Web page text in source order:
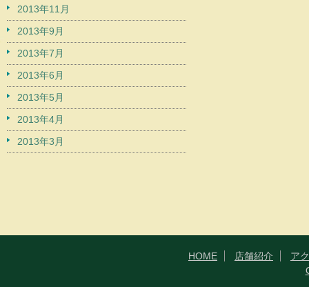
2013年11月
2013年9月
2013年7月
2013年6月
2013年5月
2013年4月
2013年3月
HOME 店舗紹介
ア